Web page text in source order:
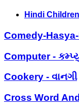
Hindi
Comedy-
Computer -
Cookery - વાનગી
Cross Word